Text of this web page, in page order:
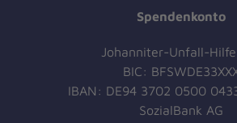
Spendenkonto
Johanniter-Unfall-
BIC:
IBAN: DE94 3702 0500
SozialBank AG